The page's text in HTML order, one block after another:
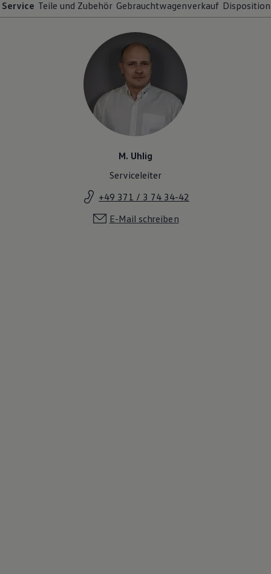
Service Teile und Zubehör Gebrauchtwagenverkauf Disposition
M. Uhlig
Serviceleiter
+49 371 / 3 74 34-42
E-Mail schreiben